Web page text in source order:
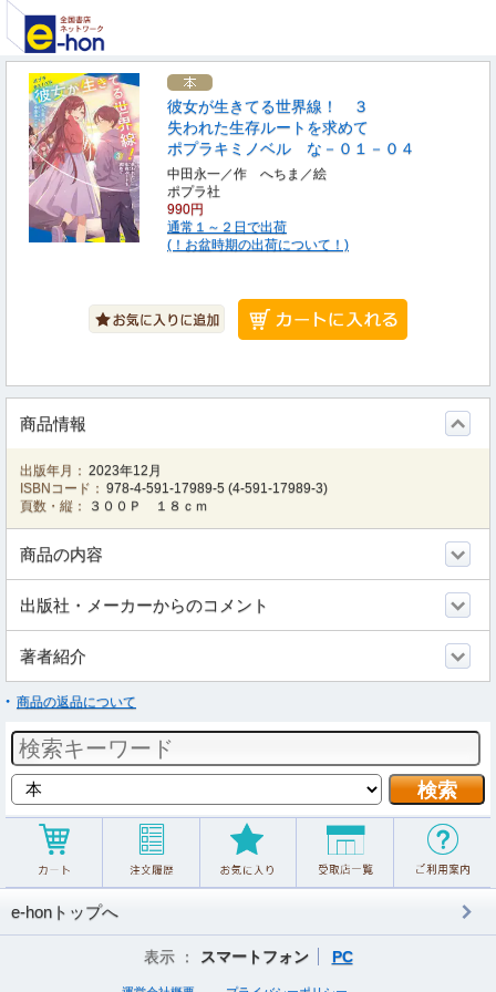
彼女が生きてる世界線！ ３
失われた生存ルートを求めて
ポプラキミノベル な－０１－０４
中田永一／作 へちま／絵
ポプラ社
990円
通常１～２日で出荷
(！お盆時期の出荷について！)
商品情報
出版年月： 2023年12月
ISBNコード： 978-4-591-17989-5 (4-591-17989-3)
頁数・縦：
３００Ｐ １８ｃｍ
商品の内容
出版社・メーカーからのコメント
著者紹介
商品の返品について
e-honトップへ
表示 ： スマートフォン PC